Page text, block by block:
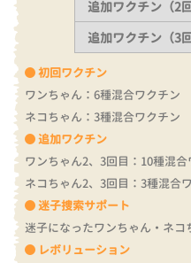
初回ワクチン
ワンちゃん：6種混合ワクチン
ネコちゃん：3種混合ワクチン
追加ワクチン
ワンちゃん2、3回目：10種混合
ネコちゃん2、3回目：3種混合
迷子捜索サポート
迷子になったワンちゃん・ネコ
レボリューション
追加ワクチン（2
追加ワクチン（3